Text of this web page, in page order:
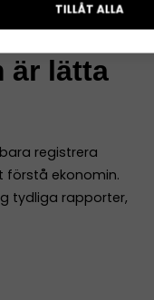
är lätta
registrera
förstå ekonomin.
tydliga rapporter,
TILLÅT ALLA